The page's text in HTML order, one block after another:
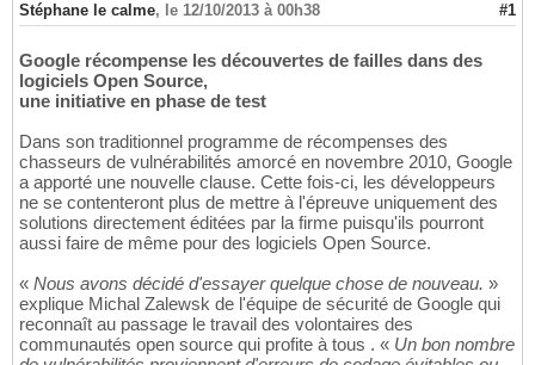
Stéphane le calme, le 12/10/2013 à 00h38 #1
Google récompense les découvertes de failles dans des
logiciels Open Source,
une initiative en phase de test
Dans son traditionnel programme de récompenses des
chasseurs de vulnérabilités amorcé en novembre 2010, Google
a apporté une nouvelle clause. Cette fois-ci, les développeurs
ne se contenteront plus de mettre à l'épreuve uniquement des
solutions directement éditées par la firme puisqu'ils pourront
aussi faire de même pour des logiciels Open Source.
« Nous avons décidé d'essayer quelque chose de nouveau. »
explique Michal Zalewsk de l'équipe de sécurité de Google qui
reconnaît au passage le travail des volontaires des
communautés open source qui profite à tous . « Un bon nombre